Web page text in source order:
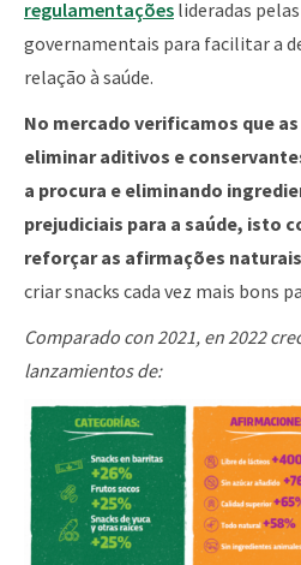
regulamentações lideradas
governamentais para facilitar a
relação à saúde.
No mercado verificamos que
eliminar aditivos e
a procura e eliminando
prejudiciais para a saúde, isto
reforçar as afirmações naturais
criar snacks cada vez mais bons
Comparado con 2021, en 2022
lanzamientos de: